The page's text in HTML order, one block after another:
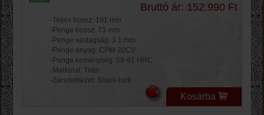
Bruttó ár: 152.990 Ft
-Teljes hossz: 191 mm
-Penge hossz: 73 mm
-Penge vastagság: 3.1 mm
-Penge anyag: CPM-20CV
-Penge keménység: 59-61 HRC
-Markolat: Titán
-Zárszerkezet: Shark-lock
Kosárba